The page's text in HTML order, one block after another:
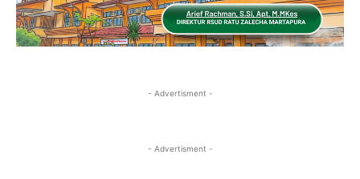
- Advertisment -
- Advertisment -